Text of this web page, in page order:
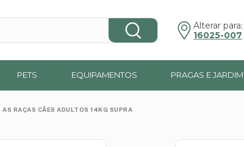
Alterar para:
16025-007
PETS EQUIPAMENTOS PRAGAS E JARDIM
RAÇAS CÃES ADULTOS 14KG SUPRA